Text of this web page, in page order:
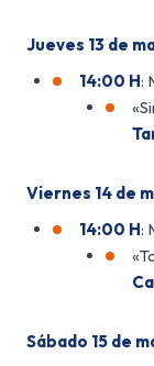
Jueves 13 de
14:00 H:
Viernes 14 de
14:00 H:
Sábado 15 de